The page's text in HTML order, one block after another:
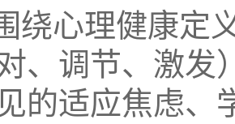
绕心理健康定
、调节、激发
的适应焦虑、